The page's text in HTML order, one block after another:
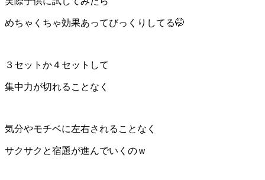
めちゃくちゃ効果あってびっくりしてる🤭
３セットか４セットして
集中力が切れることなく
気分やモチベに左右されることなく
サクサクと宿題が進んでいくのｗ